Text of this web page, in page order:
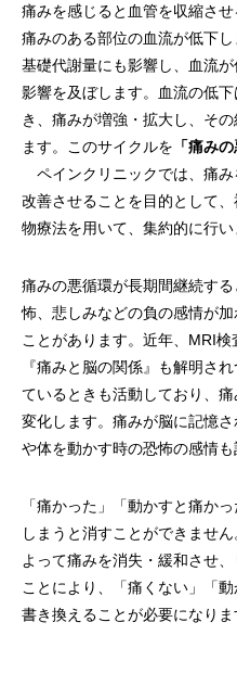
痛みを感じると血管を収縮さ
痛みのある部位の血流が低下
基礎代謝量にも影響し、血流
影響を及ぼします。血流の低
き、痛みが増強・拡大し、そ
ます。このサイクルを 「痛み
ペインクリニックでは、痛
改善させることを目的として
物療法を用いて、集約的に行い
痛みの悪循環が長期間継続す
怖、悲しみなどの負の感情が
ことがあります。近年、MRI検
『痛みと脳の関係』も解明さ
ているときも活動しており、
変化します。痛みが脳に記憶
や体を動かす時の恐怖の感情
「痛かった」「動かすと痛か
しまうと消すことができませ
よって痛みを消失・緩和させ
ことにより、「痛くない」「
書き換えることが必要になりま